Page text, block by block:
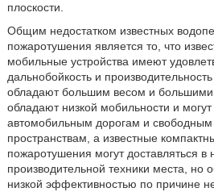
плоскости.
Общим недостатком известных
пожаротушения является то, что
мобильные устройства имеют
дальнобойкость и
обладают большим весом и большими
обладают низкой мобильности и
автомобильным дорогам и свободным
пространствам, а известные
пожаротушения могут доставляться в
производительной техники места, но
низкой эффективностью по причине